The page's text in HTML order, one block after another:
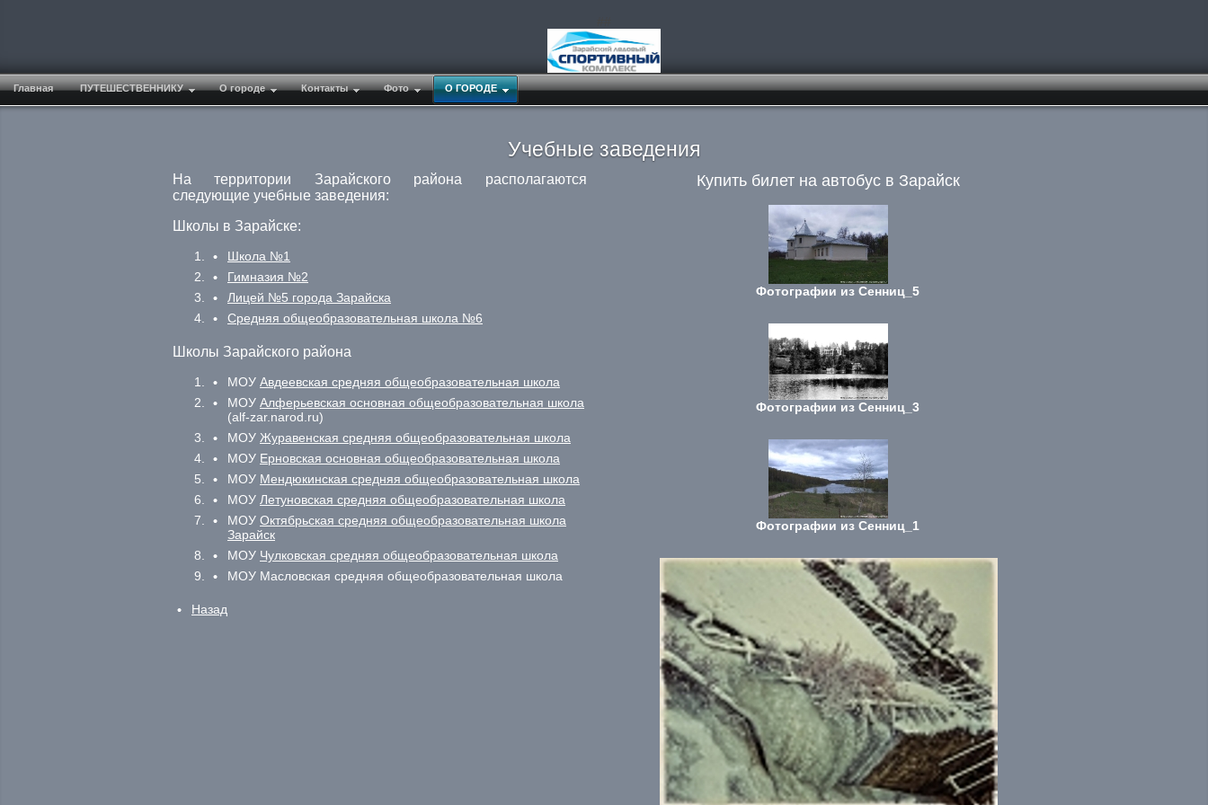
Главная ПУТЕШЕСТВЕННИКУ О городе Контакты Фото О ГОРОДЕ
Учебные заведения
На территории Зарайского района располагаются
следующие учебные заведения:
Школы в Зарайске:
Школа №1
Гимназия №2
Лицей №5 города Зарайска
Средняя общеобразовательная школа №6
Школы Зарайского района
МОУ Авдеевская средняя общеобразовательная школа
МОУ Алферьевская основная общеобразовательная школа
(alf-zar.narod.ru)
МОУ Журавенская средняя общеобразовательная школа
МОУ Ерновская основная общеобразовательная школа
МОУ Мендюкинская средняя общеобразовательная школа
МОУ Летуновская средняя общеобразовательная школа
МОУ Октябрьская средняя общеобразовательная школа
Зарайск
МОУ Чулковская средняя общеобразовательная школа
МОУ Масловская средняя общеобразовательная школа
Назад
Купить билет на автобус в Зарайск
Фотографии из Сенниц_5
Фотографии из Сенниц_3
Фотографии из Сенниц_1